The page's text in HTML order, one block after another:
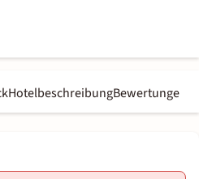
HotelbeschreibungBewertungen